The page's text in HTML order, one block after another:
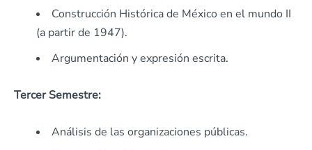
Construcción Histórica de México en el mundo II
(a partir de 1947).
Argumentación y expresión escrita.
Tercer Semestre:
Análisis de las organizaciones públicas.